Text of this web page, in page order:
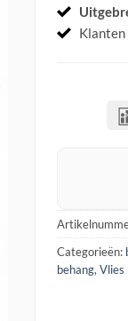
Klanten
Categorieën:
behang,Vlies